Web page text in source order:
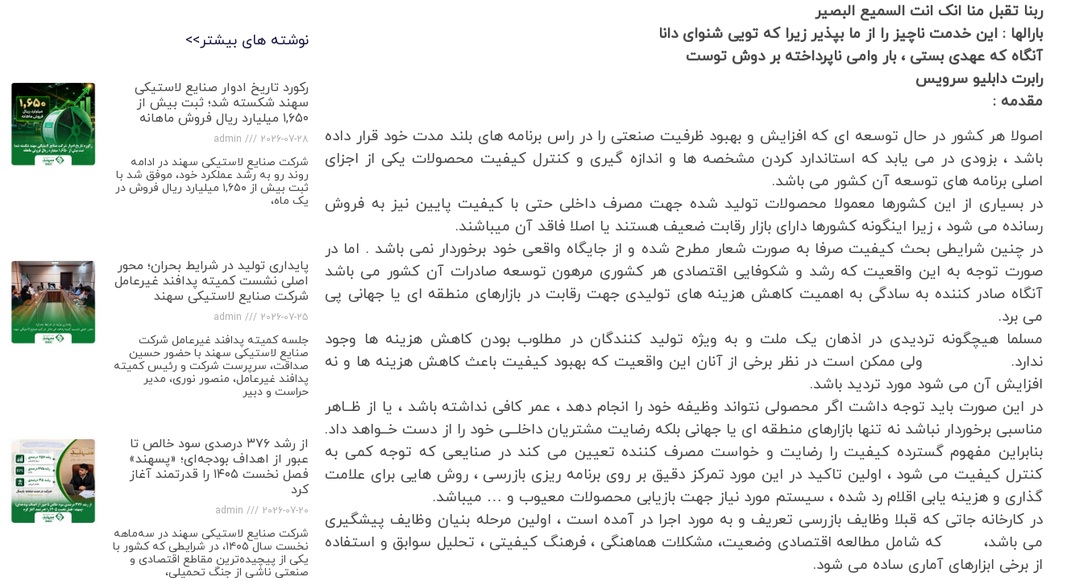
ربنا تقبل منا انک انت السمیع البصیر
بارالها : این خدمت ناچیز را از ما بپذیر زیرا که تویی شنوای دانا
آنگاه که عهدی بستی ، بار وامی ناپرداخته بر دوش توست
رابرت دابلیو سرویس
مقدمه :
اصولا هر کشور در حال توسعه ای که افزایش و بهبود ظرفیت صنعتی را در راس برنامه های بلند مدت خود قرار داده
باشد ، بزودی در می یابد که استاندارد کردن مشخصه ها و اندازه گیری و کنترل کیفیت محصولات یکی از اجزای
اصلی برنامه های توسعه آن کشور می باشد.
در بسیاری از این کشورها معمولا محصولات تولید شده جهت مصرف داخلی حتی با کیفیت پایین نیز به فروش
رسانده می شود ، زیرا اینگونه کشورها دارای بازار رقابت ضعیف هستند یا اصلا فاقد آن میباشند.
در چنین شرایطی بحث کیفیت صرفا به صورت شعار مطرح شده و از جایگاه واقعی خود برخوردار نمی باشد . اما در
صورت توجه به این واقعیت که رشد و شکوفایی اقتصادی هر کشوری مرهون توسعه صادرات آن کشور می باشد
آنگاه صادر کننده به سادگی به اهمیت کاهش هزینه های تولیدی جهت رقابت در بازارهای منطقه ای یا جهانی پی
می برد.
مسلما هیچگونه تردیدی در اذهان یک ملت و به ویژه تولید کنندگان در مطلوب بودن کاهش هزینه ها وجود
ندارد. ولی ممکن است در نظر برخی از آنان این واقعیت که بهبود کیفیت باعث کاهش هزینه ها و نه
افزایش آن می شود مورد تردید باشد.
در این صورت باید توجه داشت اگر محصولی نتواند وظیفه خود را انجام دهد ، عمر کافی نداشته باشد ، یا از ظــاهر
مناسبی برخوردار نباشد نه تنها بازارهای منطقه ای یا جهانی بلکه رضایت مشتریان داخلــی خود را از دست خــواهد داد.
بنابراین مفهوم گسترده کیفیت را رضایت و خواست مصرف کننده تعیین می کند در صنایعی که توجه کمی به
کنترل کیفیت می شود ، اولین تاکید در این مورد تمرکز دقیق بر روی برنامه ریزی بازرسی ، روش هایی برای علامت
گذاری و هزینه یابی اقلام رد شده ، سیستم مورد نیاز جهت بازیابی محصولات معیوب و … میباشد.
در کارخانه جاتی که قبلا وظایف بازرسی تعریف و به مورد اجرا در آمده است ، اولین مرحله بنیان وظایف پیشگیری
می باشد، که شامل مطالعه اقتصادی وضعیت، مشکلات هماهنگی ، فرهنگ کیفیتی ، تحلیل سوابق و استفاده
از برخی ابزارهای آماری ساده می شود.
نوشته های بیشتر>>
رکورد تاریخ ادوار صنایع لاستیکی
سهند شکسته شد؛ ثبت بیش از
۱,۶۵۰ میلیارد ریال فروش ماهانه
admin 2026-07-28
شرکت صنایع لاستیکی سهند در ادامه
روند رو به رشد عملکرد خود، موفق شد با
ثبت بیش از ۱,۶۵۰ میلیارد ریال فروش در
یک ماه،
پایداری تولید در شرایط بحران؛ محور
اصلی نشست کمیته پدافند غیرعامل
شرکت صنایع لاستیکی سهند
admin 2026-07-25
جلسه کمیته پدافند غیرعامل شرکت
صنایع لاستیکی سهند با حضور حسین
صداقت، سرپرست شرکت و رئیس کمیته
پدافند غیرعامل، منصور نوری، مدیر
حراست و دبیر
از رشد ۳۷۶ درصدی سود خالص تا
عبور از اهداف بودجه‌ای؛ «پسهند»
فصل نخست ۱۴۰۵ را قدرتمند آغاز
کرد
admin 2026-07-20
شرکت صنایع لاستیکی سهند در سه‌ماهه
نخست سال ۱۴۰۵، در شرایطی که کشور با
یکی از پیچیده‌ترین مقاطع اقتصادی و
صنعتی ناشی از جنگ تحمیلی،